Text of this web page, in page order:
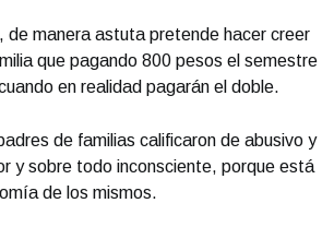
de manera astuta pretende hacer creer
que pagando 800 pesos el semestre
en realidad pagarán el doble.
de familias calificaron de abusivo y
y sobre todo inconsciente, porque está
de los mismos.